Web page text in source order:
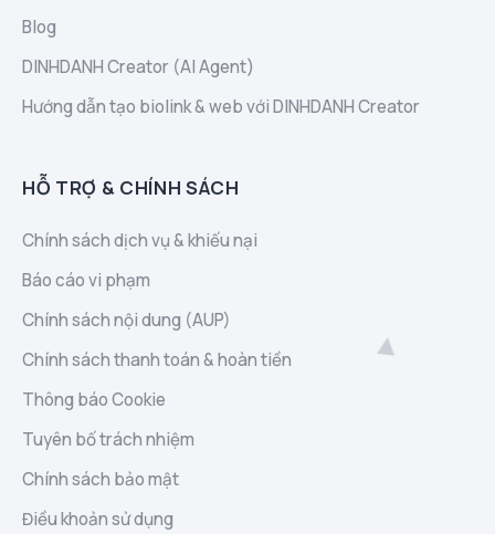
Blog
DINHDANH Creator (AI Agent)
Hướng dẫn tạo biolink & web với DINHDANH Creator
HỖ TRỢ & CHÍNH SÁCH
Chính sách dịch vụ & khiếu nại
Báo cáo vi phạm
Chính sách nội dung (AUP)
Chính sách thanh toán & hoàn tiền
Thông báo Cookie
Tuyên bố trách nhiệm
Chính sách bảo mật
Điều khoản sử dụng